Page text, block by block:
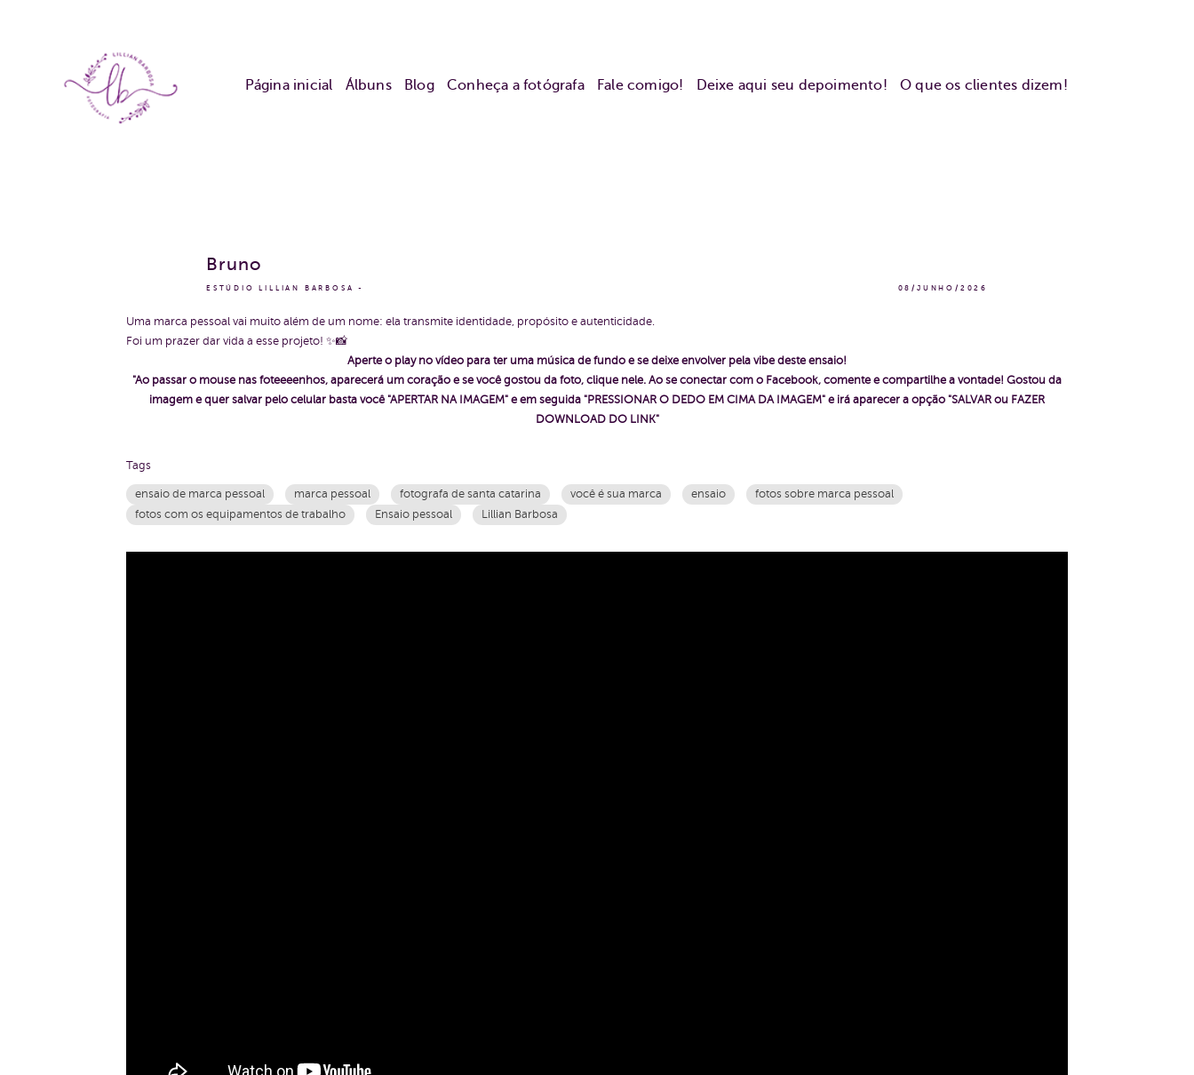
Página inicial Álbuns Blog Conheça a fotógrafa Fale comigo! Deixe aqui seu depoimento! O que os clientes dizem!
ESTÚDIO LILLIAN BARBOSA 08/JUNHO/2026
Bruno
Uma marca pessoal vai muito além de um nome: ela transmite identidade, propósito e autenticidade.
Foi um prazer dar vida a esse projeto! ✨📸
Aperte o play no vídeo para ter uma música de fundo e se deixe envolver pela vibe deste ensaio!
"Ao passar o mouse nas foteeeenhos, aparecerá um coração e se você gostou da foto, clique nele. Ao se conectar com o Facebook, comente e compartilhe a vontade! Gostou da
imagem e quer salvar pelo celular basta você "APERTAR NA IMAGEM" e em seguida "PRESSIONAR O DEDO EM CIMA DA IMAGEM" e irá aparecer a opção "SALVAR ou FAZER
DOWNLOAD DO LINK"
Tags
ensaio de marca pessoal marca pessoal fotografa de santa catarina você é sua marca ensaio
fotos sobre marca pessoal
fotos com os equipamentos de trabalho
Ensaio pessoal Lillian Barbosa